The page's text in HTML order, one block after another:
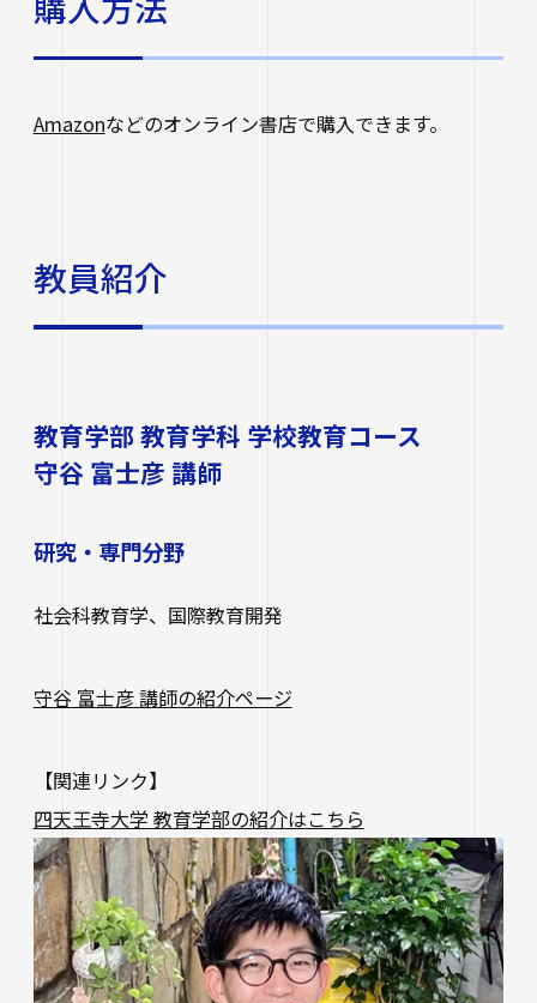
Amazonなどのオンライン書店で購入できます。
教員紹介
教育学部 教育学科 学校教育コース
守谷 富士彦 講師
研究・専門分野
社会科教育学、国際教育開発
守谷 富士彦 講師の紹介ページ
【関連リンク】
四天王寺大学 教育学部の紹介はこちら